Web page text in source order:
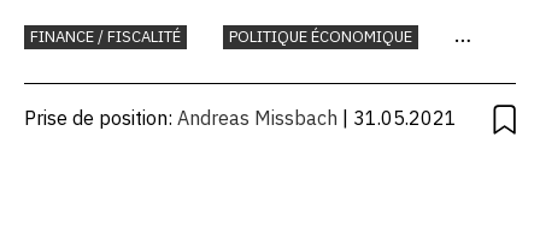
FINANCE / FISCALITÉ
POLITIQUE ÉCONOMIQUE
Prise de position: Andreas Missbach | 31.05.2021